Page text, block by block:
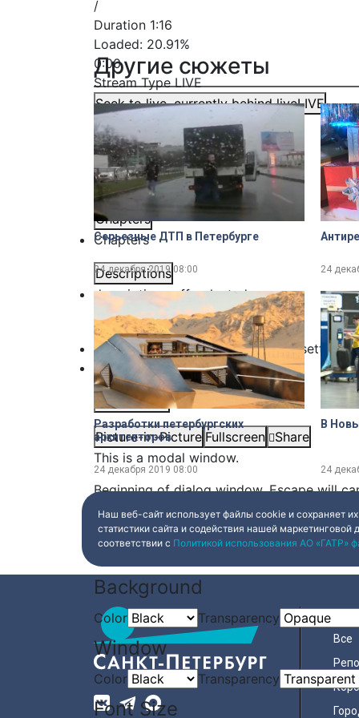
/
Duration 1:16
Loaded: 20.91%
0:00
Stream TypeLIVE
Seek to live, currently behind liveLIVE
Remaining Time-1:16
Playback Rate
Chapters
Chapters
Descriptions
descriptions off, selected
Subtitles
subtitles settings, opens subtitles settings
subtitles off
, selected
Audio Track
Picture-in-Picture Fullscreen
Share
This is a modal window.
Beginning of dialog window. Escape will
Text
Background
Color Transparency
Window
Color Transparency
Font Size
Другие сюжеты
Серьезные ДТП в Петербурге
24 декабря 2019 08:00 24
Разработки петербургских
архитекторов
24 декабря 2019 08:00
В
24
Наш веб-сайт использует файлы cookie и сохраняет
статистики сайта и содействия нашей
соответствии с Политикой использования АО «ГАТР»
Все